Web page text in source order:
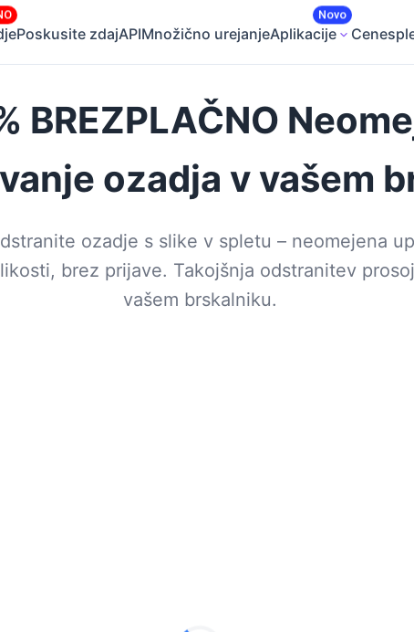
Poskusite zdajAPIMnožično urejanjeAplikacije
Novo
Cene
BREZPLAČNO
ozadja v vašem
ozadje s slike v spletu – neomejena
brez prijave. Takojšnja odstranitev
vašem brskalniku.